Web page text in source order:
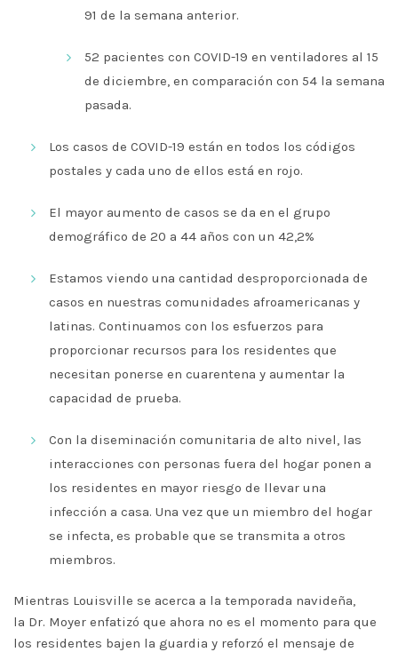
91 de la semana anterior.
52 pacientes con COVID-19 en ventiladores al 15
de diciembre, en comparación con 54 la semana
pasada.
Los casos de COVID-19 están en todos los códigos
postales y cada uno de ellos está en rojo.
El mayor aumento de casos se da en el grupo
demográfico de 20 a 44 años con un 42,2%
Estamos viendo una cantidad desproporcionada de
casos en nuestras comunidades afroamericanas y
latinas. Continuamos con los esfuerzos para
proporcionar recursos para los residentes que
necesitan ponerse en cuarentena y aumentar la
capacidad de prueba.
Con la diseminación comunitaria de alto nivel, las
interacciones con personas fuera del hogar ponen a
los residentes en mayor riesgo de llevar una
infección a casa. Una vez que un miembro del hogar
se infecta, es probable que se transmita a otros
miembros.
Mientras Louisville se acerca a la temporada navideña,
la Dr. Moyer enfatizó que ahora no es el momento para que
los residentes bajen la guardia y reforzó el mensaje de